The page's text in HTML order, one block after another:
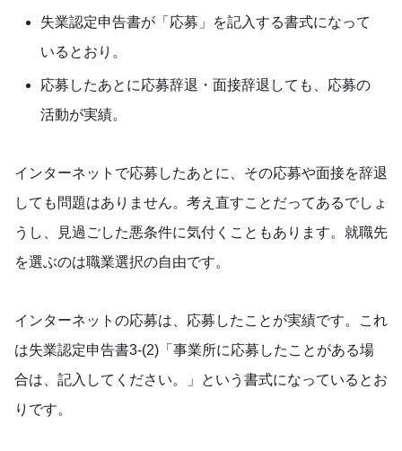
失業認定申告書が「応募」を記入する書式になって
いるとおり。
応募したあとに応募辞退・面接辞退しても、応募の
活動が実績。
インターネットで応募したあとに、その応募や面接を辞退
しても問題はありません。考え直すことだってあるでしょ
うし、見過ごした悪条件に気付くこともあります。就職先
を選ぶのは職業選択の自由です。
インターネットの応募は、応募したことが実績です。これ
は失業認定申告書3-(2)「事業所に応募したことがある場
合は、記入してください。」という書式になっているとお
りです。